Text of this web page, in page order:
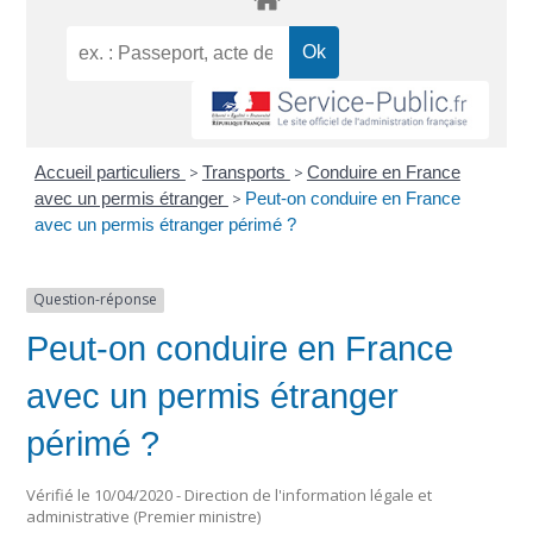
Accueil particuliers > Transports > Conduire en France
avec un permis étranger > Peut-on conduire en France
avec un permis étranger périmé ?
Question-réponse
Peut-on conduire en France
avec un permis étranger
périmé ?
Vérifié le 10/04/2020 - Direction de l'information légale et
administrative (Premier ministre)